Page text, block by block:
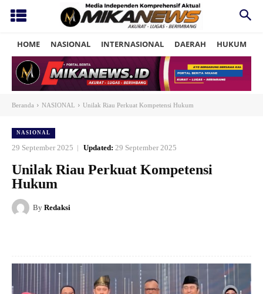
HOME NASIONAL INTERNASIONAL DAERAH HUKUM
Beranda NASIONAL Unilak Riau Perkuat Kompetensi Hukum
NASIONAL
29 September 2025 Updated: 29 September 2025
Unilak Riau Perkuat Kompetensi
Hukum
By Redaksi